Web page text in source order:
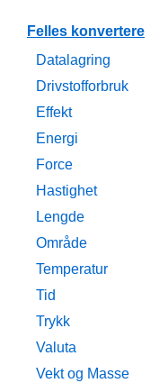
Felles konvertere
Datalagring
Drivstofforbruk
Effekt
Energi
Force
Hastighet
Lengde
Område
Temperatur
Tid
Trykk
Valuta
Vekt og Masse